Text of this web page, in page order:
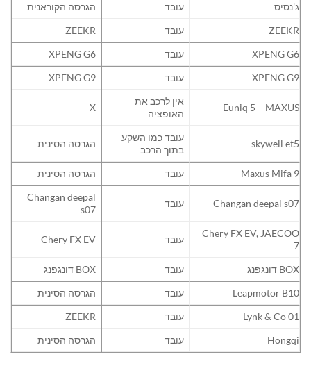
ג'נסיס
עובד
הגרסה הקוראנית
ZEEKR
עובד
ZEEKR
XPENG G6
עובד
XPENG G6
XPENG G9
עובד XPENG G9
Euniq 5 – MAXUS
אין לרכב את
האופציה
X
skywell et5
עובד כמו השקע
בתוך הרכב
הגרסה הסינית
Maxus Mifa 9 עובד הגרסה הסינית
Changan deepal s07 עובד
Changan deepal
s07
Chery FX EV, JAECOO
7
עובד Chery FX EV
דונגפנג BOX עובד
דונגפנג BOX
Leapmotor B10
עובד
הגרסה הסינית
Lynk & Co 01
עובד
ZEEKR
Hongqi
עובד הגרסה הסינית